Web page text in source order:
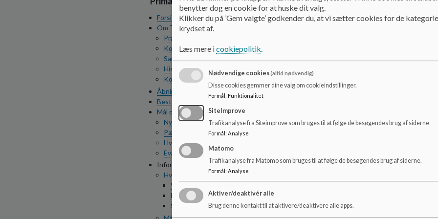
Forside
Om Thorshøj Børnehus
Praktiske oplysninger
Kostpolitik
Samarbejde
Historie
Koloni hvert år 🤸‍♀️
Åbningstider
Bestyrelsen
Mål og værdier
Nye styrkede pædagogiske læreplaner
Pædagogisk idræt
Hvad er læring?
Evaluering af pædagogiske læreplaner 2023
Information
Hverdagen
Vuggestue
Børnehave
SFO
benytter dog en cookie for at huske dit valg.
Klikker du på ’Gem valgte’ godkender du, at vi sætter cookies for de
krydset af.
Læs mere icookiepolitik.
Nødvendige cookies(altid nødvendig)
Disse cookies gemmer dine valg om cookieindstillinger.
Formål : Funktionalitet
SiteImprove
Trafikanalyse fra Siteimprove som bruges til at følge de besøgendes brug af siderne
Formål : Analyse
Matomo
Trafikanalyse fra Matomo som bruges til at følge de besøgendes brug af siderne.
Formål: Analyse
Aktiver/deaktivér alle
Brug denne kontakt til at aktivere/deaktivere alle apps.